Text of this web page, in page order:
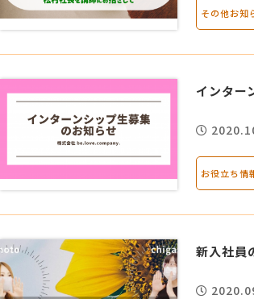
その他お知
インター
お役立ち情
新入社員